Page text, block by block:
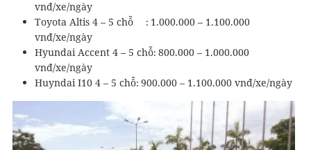
vnđ/xe/ngày
Toyota Altis 4 – 5 chỗ
: 1.000.000 – 1.100.000
vnđ/xe/ngày
Hyundai Accent 4 – 5 chỗ: 800.000 – 1.000.000
vnđ/xe/ngày
Huyndai I10 4 – 5 chỗ: 900.000 – 1.100.000 vnđ/xe/ngày